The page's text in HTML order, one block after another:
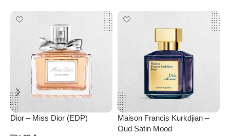
Dior – Miss Dior (EDP)
Maison Francis Kurkdjian –
Oud Satin Mood